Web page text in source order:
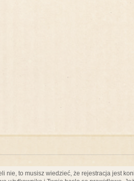
nie, to musisz wiedzieć, że rejestracja jest